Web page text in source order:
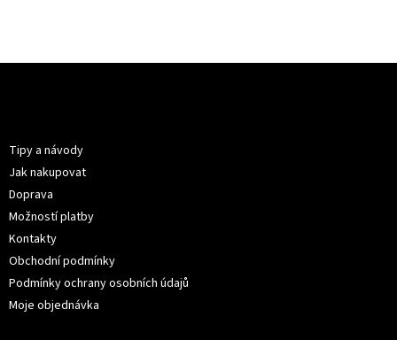
Tipy a návody
Jak nakupovat
Doprava
Možností platby
Kontakty
Obchodní podmínky
Podmínky ochrany osobních údajů
Moje objednávka